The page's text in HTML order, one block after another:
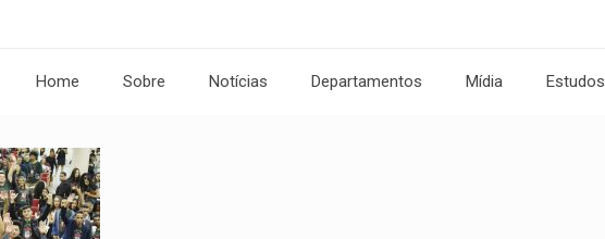
Home Sobre Notícias Departamentos Mídia Estudos